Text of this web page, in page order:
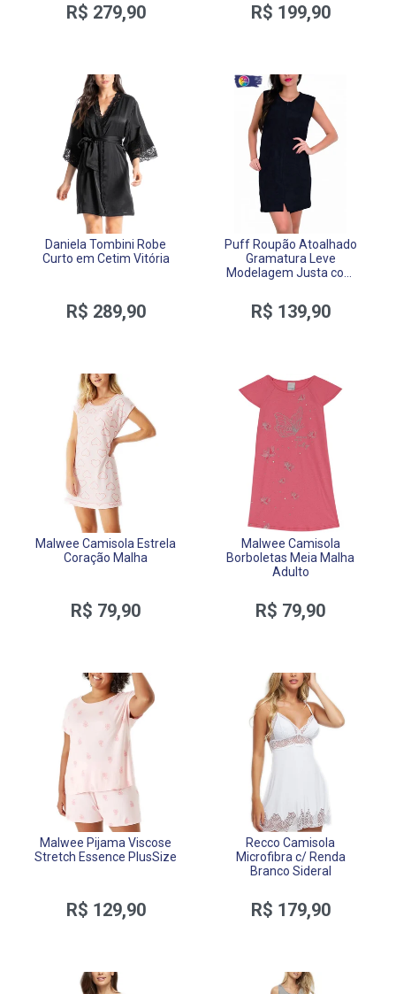
R$ 279,90 R$ 199,90
Daniela Tombini Robe
Curto em Cetim Vitória
R$ 289,90
Puff Roupão Atoalhado
Gramatura Leve
Modelagem Justa com
R$ 139,90
Malwee Camisola Estrela
Coração Malha
R$ 79,90
Malwee Camisola
Borboletas Meia Malha
Adulto
R$ 79,90
Malwee Pijama Viscose
Stretch Essence PlusSize
R$ 129,90
Recco Camisola
Microfibra c/ Renda
Branco Sideral
R$ 179,90